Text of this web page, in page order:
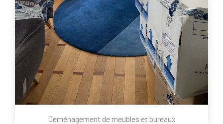
Déménagement de meubles et bureaux